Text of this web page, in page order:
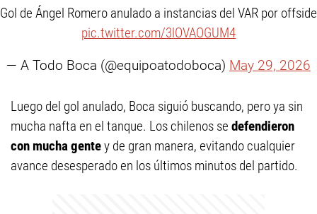
Gol de Ángel Romero anulado a instancias del VAR por offside
pic.twitter.com/3lOVAOGUM4
— A Todo Boca (@equipoatodoboca) May 29, 2026
Luego del gol anulado, Boca siguió buscando, pero ya sin
mucha nafta en el tanque. Los chilenos se defendieron
con mucha gentey de gran manera, evitando cualquier
avance desesperado en los últimos minutos del partido.